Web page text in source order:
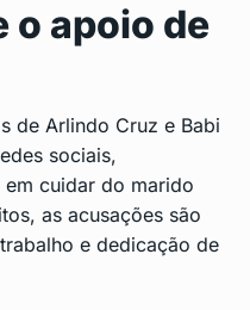
o apoio de
de Arlindo Cruz e Babi
sociais,
cuidar do marido
as acusações são
e dedicação de